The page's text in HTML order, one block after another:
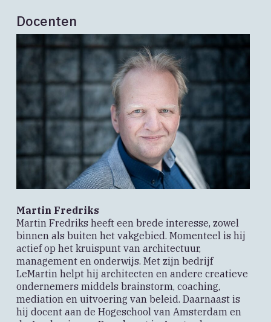
Docenten
Martin Fredriks
Martin Fredriks heeft een brede interesse, zowel
binnen als buiten het vakgebied. Momenteel is hij
actief op het kruispunt van architectuur,
management en onderwijs. Met zijn bedrijf
LeMartin helpt hij architecten en andere creatieve
ondernemers middels brainstorm, coaching,
mediation en uitvoering van beleid. Daarnaast is
hij docent aan de Hogeschool van Amsterdam en